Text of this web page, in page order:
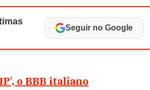
Seguir no Google
o BBB italiano